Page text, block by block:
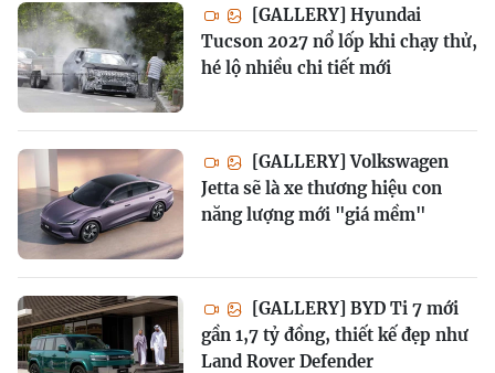
[GALLERY] Hyundai
Tucson 2027 nổ lốp khi chạy thử,
hé lộ nhiều chi tiết mới
[GALLERY] Volkswagen
Jetta sẽ là xe thương hiệu con
năng lượng mới "giá mềm"
[GALLERY] BYD Ti 7 mới
gần 1,7 tỷ đồng, thiết kế đẹp như
Land Rover Defender